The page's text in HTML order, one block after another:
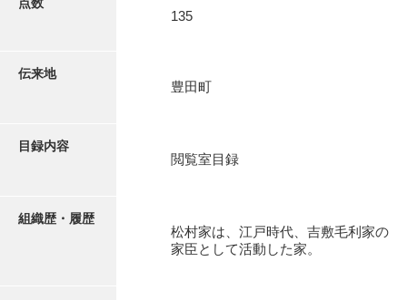
荒瀬家文書（防府市）
近代刊行写真帳類
点数
135
伝来地
豊田町
目録内容
閲覧室目録
組織歴・履歴
松村家は、江戸時代、吉敷毛利家の
家臣として活動した家。